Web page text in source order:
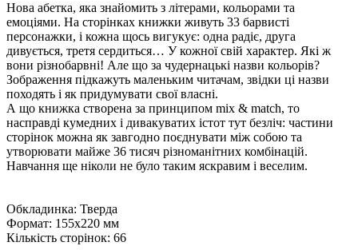
Нова абетка, яка знайомить з літерами, кольорами та
емоціями. На сторінках книжки живуть 33 барвисті
персонажки, і кожна щось вигукує: одна радіє, друга
дивується, третя сердиться… У кожної свій характер. Які ж
вони різнобарвні! Але що за чудернацькі назви кольорів?
Зображення підкажуть маленьким читачам, звідки ці назви
походять і як придумувати свої власні.
А що книжка створена за принципом mix & match, то
насправді кумедних і дивакуватих істот тут безліч: частини
сторінок можна як завгодно поєднувати між собою та
утворювати майже 36 тисяч різноманітних комбінацій.
Навчання ще ніколи не було таким яскравим і веселим.
Обкладинка: Тверда
Формат: 155x220 мм
Кількість сторінок: 66